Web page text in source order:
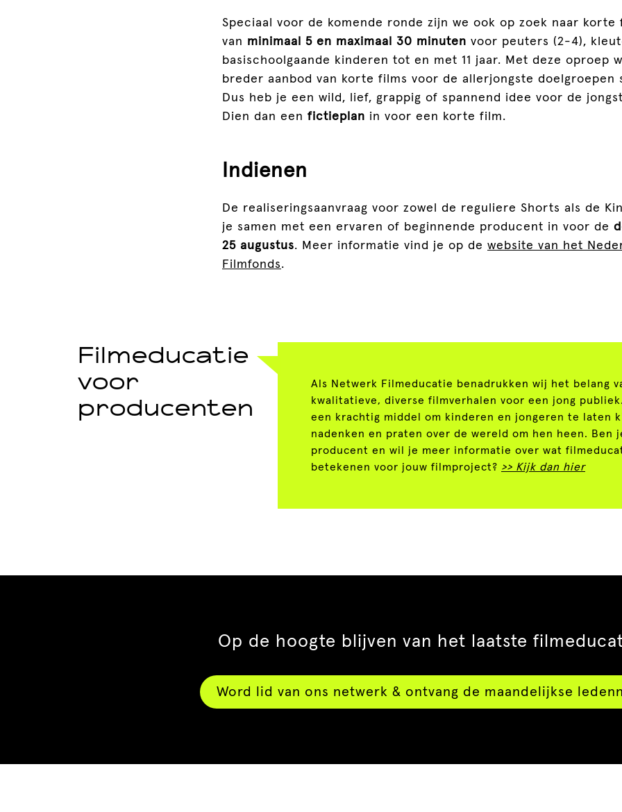
Speciaal voor de komende ronde zijn we ook op zoek naar korte
van minimaal 5 en maximaal 30 minuten voor peuters (2-4),
basischoolgaande kinderen tot en met 11 jaar. Met deze oproep
breder aanbod van korte films voor de allerjongste doelgroepen
Dus heb je een wild, lief, grappig of spannend idee voor de
Dien dan een fictieplan in voor een korte film.
Indienen
De realiseringsaanvraag voor zowel de reguliere Shorts als de
je samen met een ervaren of beginnende producent in voor de
25 augustus. Meer informatie vind je op de website van het
Filmfonds.
Filmeducatie
voor
producenten
Als Netwerk Filmeducatie benadrukken wij het belang
kwalitatieve, diverse filmverhalen voor een jong
een krachtig middel om kinderen en jongeren te laten
nadenken en praten over de wereld om hen heen. Ben
producent en wil je meer informatie over wat
betekenen voor jouw filmproject? >> Kijk dan hier
Op de hoogte blijven van het laatste
Word lid van ons netwerk & ontvang de maandelijkse